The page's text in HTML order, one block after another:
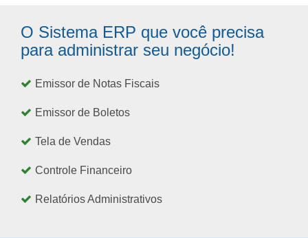
O Sistema ERP que você precisa
para administrar seu negócio!
Emissor de Notas Fiscais
Emissor de Boletos
Tela de Vendas
Controle Financeiro
Relatórios Administrativos